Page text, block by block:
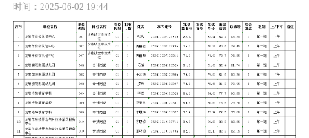
时间：2025-06-02 19:44